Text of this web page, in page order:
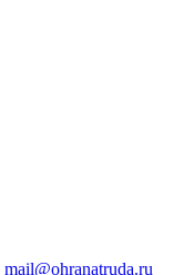
mail@ohranatruda.ru